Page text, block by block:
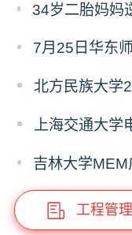
上海交通大学
工程管